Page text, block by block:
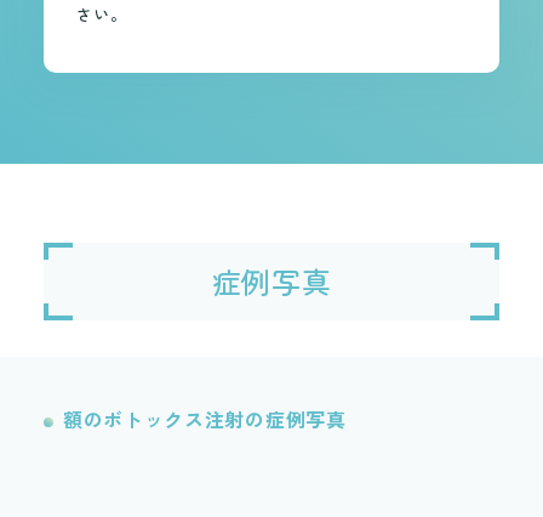
さい。
症例写真
額のボトックス注射の症例写真